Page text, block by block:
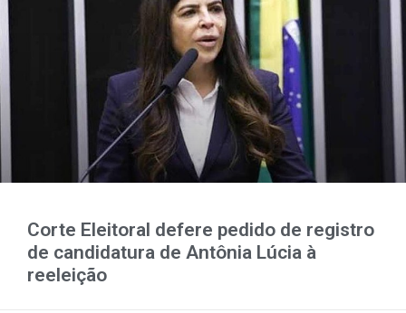
Corte Eleitoral defere pedido de registro
de candidatura de Antônia Lúcia à
reeleição